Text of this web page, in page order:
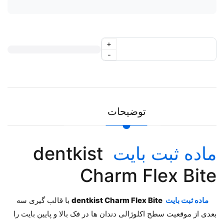
-
+
توضیحات
ماده ثبت بایت dentkist
Charm Flex Bite
ماده ثبت بایت
با قالب گیری سه
بعدی از موقعیت سطح اکلوژالی دندان ها در فک بالا و پایین بایت را